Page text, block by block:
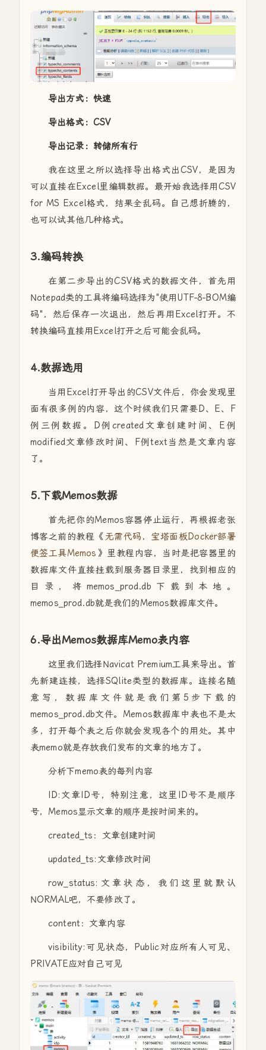
导出方式：快速
导出格式：CSV
导出记录：转储所有行
我在这里之所以选择导出格式出CSV，是因为
可以直接在Excel里编辑数据。最开始我选择用CSV
for MS Excel格式，结果全乱码。自己想折腾的，
也可以试其他几种格式。
3.编码转换
在第二步导出的CSV格式的数据文件，首先用
Notepad类的工具将编码选择为"使用UTF-8-BOM编
码"，然后保存一次退出，然后再用Excel打开。不
转换编码直接用Excel打开之后可能会乱码。
4.数据选用
当用Excel打开导出的CSV文件后，你会发现里
面有很多例的内容，这个时候我们只需要D、E、F
例三例数据。D例created文章创建时间、E例
modified文章修改时间、F例text当然是文章内容
了。
5.下载Memos数据
首先把你的Memos容器停止运行，再根据老张
博客之前的教程《 无需代码，宝塔面板Docker部署
便签工具Memos 》里教程内容，当时是把容器里的
数据库文件直接挂载到服务器目录里，找到相应的
目录，将memos_prod.db下载到本地。
memos_prod.db就是我们的Memos数据库文件。
6.导出Memos数据库Memo表内容
这里我们选择Navicat Premium工具来导出。首
先新建连接，选择SQlite类型的数据库。连接名随
意写，数据库文件就是我们第5步下载的
memos_prod.db文件。Memos数据库中表也不是太
多，打开每个表之后你就会发现各个的用处。其中
表memo就是存放我们发布的文章的地方了。
分析下memo表的每列内容
ID:文章ID号，特别注意，这里ID号不是顺序
号，Memos显示文章的顺序是按时间来的。
created_ts：文章创建时间
updated_ts:文章修改时间
row_status:文章状态，我们这里就默认
NORMAL吧，不要修改了。
content：文章内容
visibility:可见状态，Public对应所有人可见、
PRIVATE应对自己可见